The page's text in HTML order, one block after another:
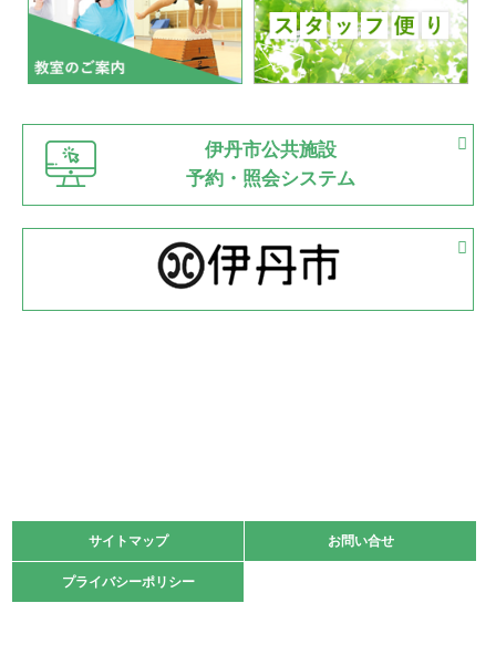
2022.07.03
市内総合体育大会が開始
緑ケ丘体育館 猪名川運動広場
古池運動広場
2022.06.12
県知事杯争奪バレーボール大会が開催
2022.05.05
体育協会長杯 バドミントン競技の部
2022.05.22
緑ケ丘体育館
2021.10.23
卓球選手権大会ラージボールの部開催☆
伊丹市公共施設
予約・照会システム
サイトマップ お問い合せ
プライバシーポリシー
サイトマップ お問い合せ
プライバシーポリシー